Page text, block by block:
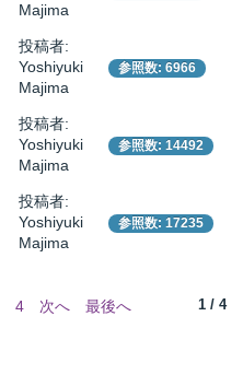
Majima
投稿者:
Yoshiyuki
Majima
参照数: 6966
投稿者:
Yoshiyuki
Majima
参照数: 14492
投稿者:
Yoshiyuki
Majima
参照数: 17235
1 / 4
4 次へ 最後へ